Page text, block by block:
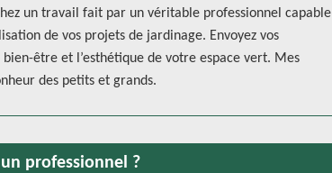
un travail fait par un véritable professionnel capable
de vos projets de jardinage. Envoyez vos
être et l’esthétique de votre espace vert. Mes
des petits et grands.
professionnel ?